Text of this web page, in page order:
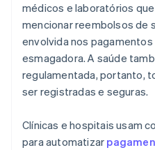
médicos e laboratórios
mencionar reembolsos de
envolvida nos
esmagadora. A saúde
regulamentada, portanto,
ser registradas e seguras.
Clínicas e hospitais usam
para automatizar